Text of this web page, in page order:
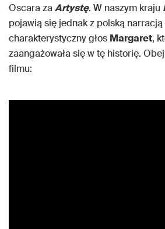
Oscara zaArtystę. W naszym kraju
pojawią się jednak z polską narracją
charakterystyczny głos Margaret,
zaangażowała się w tę historię.
filmu: